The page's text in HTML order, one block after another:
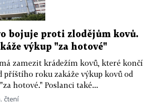
bojuje proti zlodějům kovů.
výkup "za hotové"
zamezit krádežím kovů, které končí
příštího roku zakáže výkup kovů od
hotové." Poslanci také...
čtení